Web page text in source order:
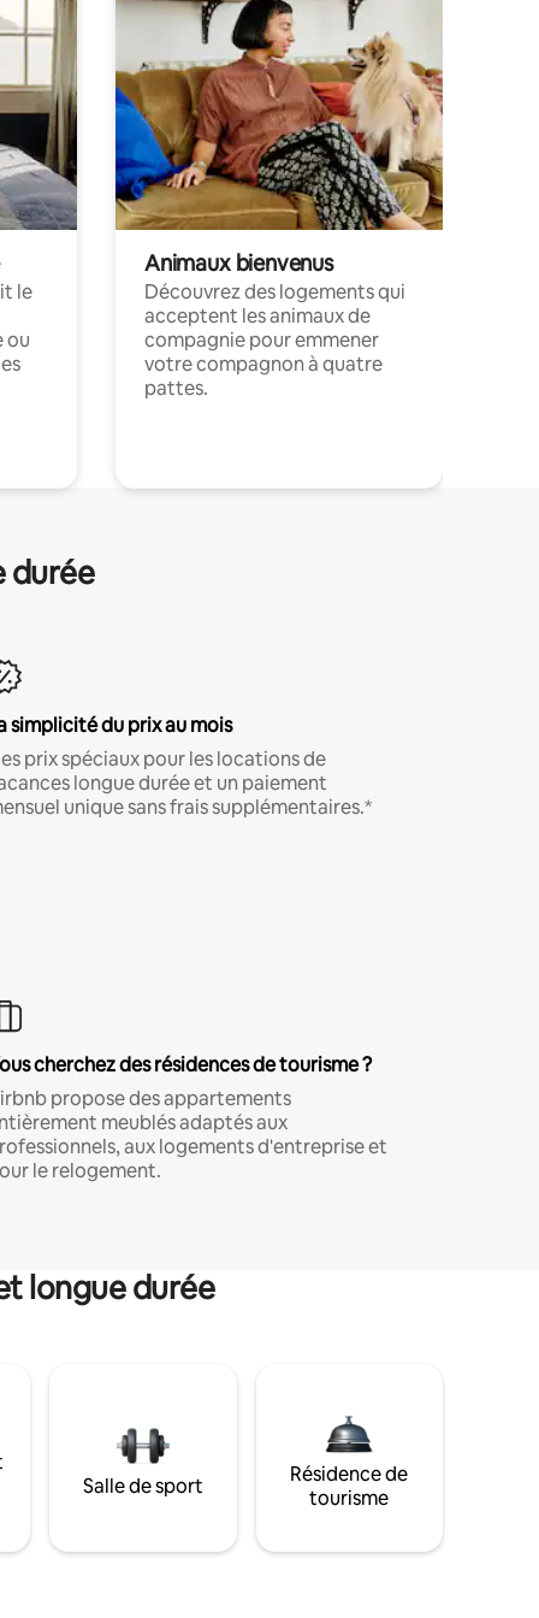
le
ou
Animaux bienvenus
Découvrez des logements qui
acceptent les animaux de
compagnie pour emmener
votre compagnon à quatre
pattes.
durée
simplicité du prix au mois
prix spéciaux pour les locations de
longue durée et un paiement
unique sans frais supplémentaires.*
cherchez des résidences de tourisme ?
propose des appartements
meublés adaptés aux
aux logements d'entreprise et
le relogement.
longue durée
Salle de sport
Résidence de
tourisme